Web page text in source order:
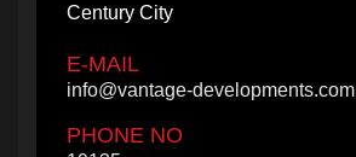
Century City
E-MAIL
info@vantage-developments.com
PHONE NO